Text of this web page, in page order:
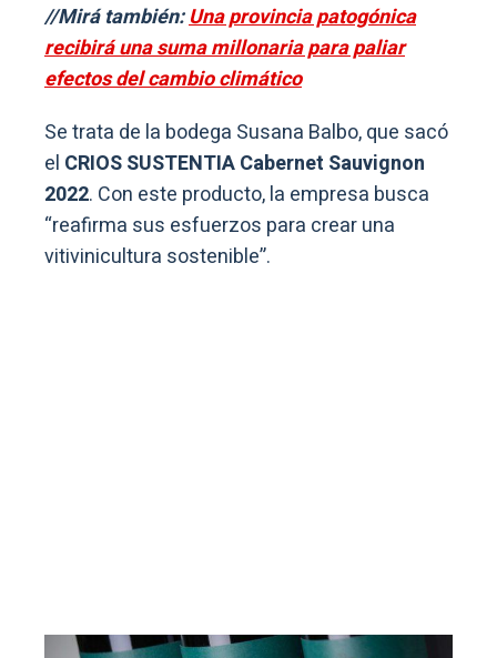
//Mirá también:Una provincia patogónica
recibirá una suma millonaria para paliar
efectos del cambio climático
Se trata de la bodega Susana Balbo, que sacó
el CRIOS SUSTENTIA Cabernet Sauvignon
2022. Con este producto, la empresa busca
“reafirma sus esfuerzos para crear una
vitivinicultura sostenible”.